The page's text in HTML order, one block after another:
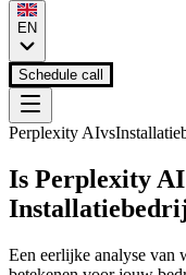
EN
Schedule call
Perplexity AIvs
Is Perplexity AI
Een eerlijke analyse van